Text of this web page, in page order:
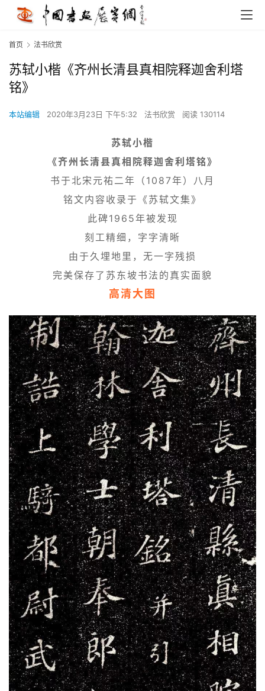
首页 法书欣赏
苏轼小楷《齐州长清县真相院释迦舍利塔
铭》
本站编辑 2020年3月23日 下午5:32 法书欣赏 阅读 130114
苏轼小楷
《齐州长清县真相院释迦舍利塔铭》
书于北宋元祐二年（1087年）八月
铭文内容 收录于《苏轼文集》
此碑1965年被发现
刻工精细，字字清晰
由于久埋地里，无一字残损
完美保存了苏东坡书法的真实面貌
高清大图